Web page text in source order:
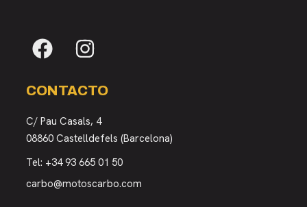
CONTACTO
C/ Pau Casals, 4
08860 Castelldefels (Barcelona)
Tel: +34 93 665 01 50
carbo@motoscarbo.com